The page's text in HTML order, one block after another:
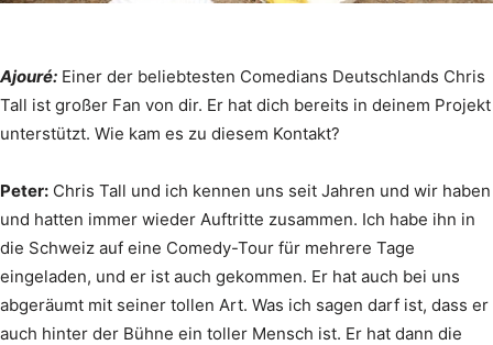
Ajouré: Einer der beliebtesten Comedians Deutschlands Chris
Tall ist großer Fan von dir. Er hat dich bereits in deinem Projekt
unterstützt. Wie kam es zu diesem Kontakt?
Peter: Chris Tall und ich kennen uns seit Jahren und wir haben
und hatten immer wieder Auftritte zusammen. Ich habe ihn in
die Schweiz auf eine Comedy-Tour für mehrere Tage
eingeladen, und er ist auch gekommen. Er hat auch bei uns
abgeräumt mit seiner tollen Art. Was ich sagen darf ist, dass er
auch hinter der Bühne ein toller Mensch ist. Er hat dann die